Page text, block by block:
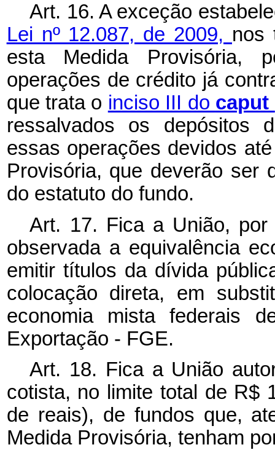
Art. 16. A exceção
Lei nº 12.087, de 2009, nos
esta Medida Provisória,
operações de crédito já
que trata o inciso III do caput
ressalvados os depósitos
essas operações devidos
Provisória, que deverão ser
do estatuto do fundo.
Art. 17. Fica a União,
observada a equivalência
emitir títulos da dívida
colocação direta, em
economia mista federais
Exportação - FGE.
Art. 18. Fica a União
cotista, no limite total de R$
de reais), de fundos que,
Medida Provisória, tenham